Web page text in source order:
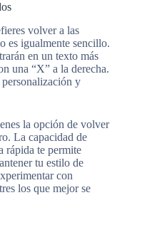
volver a las
es igualmente sencillo.
en un texto más
una “X” a la derecha.
y
la opción de volver
La capacidad de
rápida te permite
tu estilo de
con
los que mejor se